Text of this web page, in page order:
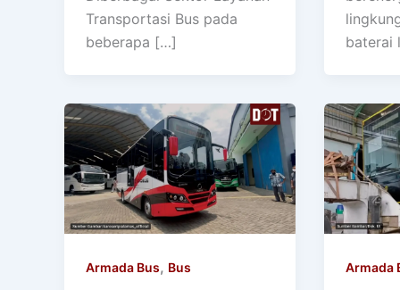
Transportasi Bus pada
beberapa […]
baterai
Armada Bus, Bus Armada